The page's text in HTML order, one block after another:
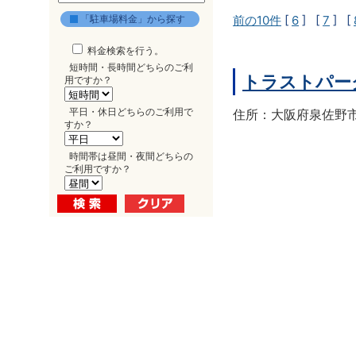
「駐車場料金」から探す
料金検索を行う。
短時間・長時間どちらのご利
用ですか？
平日・休日どちらのご利用で
すか？
時間帯は昼間・夜間どちらの
ご利用ですか？
前の10件 [ 6 ] [ 7 ] [
トラストパ
住所：大阪府泉佐野